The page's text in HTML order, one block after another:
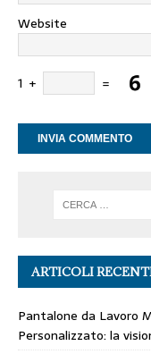
Website
1 + =
ARTICOLI
Pantalone da Lavoro
Personalizzato: la